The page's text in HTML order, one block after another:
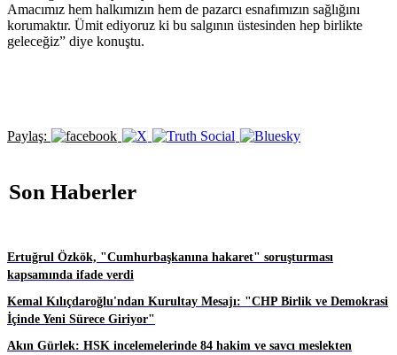
Amacımız hem halkımızın hem de pazarcı esnafımızın sağlığını
korumaktır. Ümit ediyoruz ki bu salgının üstesinden hep birlikte
geleceğiz” diye konuştu.
Paylaş:
Son Haberler
Ertuğrul Özkök, "Cumhurbaşkanına hakaret" soruşturması
kapsamında ifade verdi
Kemal Kılıçdaroğlu'ndan Kurultay Mesajı: "CHP Birlik ve Demokrasi
İçinde Yeni Sürece Giriyor"
Akın Gürlek: HSK incelemelerinde 84 hakim ve savcı meslekten